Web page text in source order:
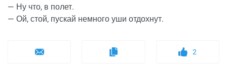
— Ну что, в полет.
— Ой, стой, пускай немного уши отдохнут.
2